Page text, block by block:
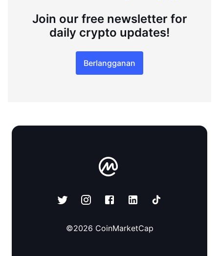
Join our free newsletter for
daily crypto updates!
Berlangganan
©2026 CoinMarketCap